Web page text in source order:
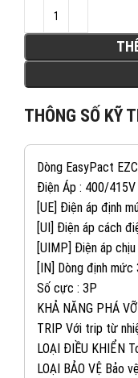
THÔNG SỐ KỸ
Dòng EasyPact
Điện Áp : 400/415V
[UE] Điện áp định
[UI] Điện áp cách
[UIMP] Điện áp
[IN] Dòng định
Số cực : 3P
KHẢ NĂNG PHÁ
TRIP Với trip từ
LOẠI ĐIỀU KHIỂN
LOẠI BẢO VỆ Bảo